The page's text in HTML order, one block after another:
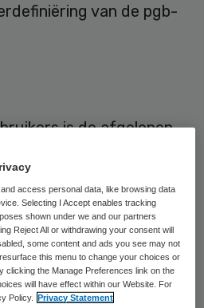
van de pgb-
is de afgelopen
een pgb. Dit is meer
ten opzichte van
nieuwe-stijl werd
wordt meer dan 2 miljard
is het blijkens het
access personal data, like browsing data
Selecting I Accept enables tracking
shown under we and our partners
Reject All or withdrawing your consent will
some content and ads you see may not
this menu to change your choices or
clicking the Manage Preferences link on the
will have effect within our Website. For
Policy.
Privacy Statement